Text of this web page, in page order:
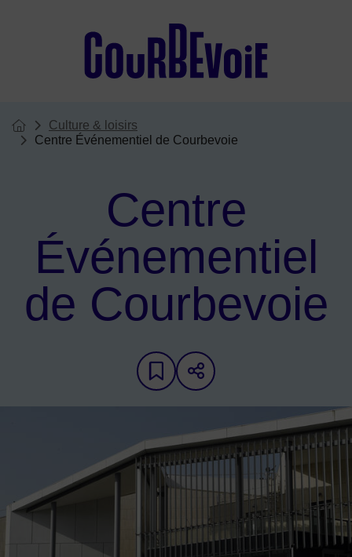
Vous êtes ici :
Page d'accueil du site
Culture & loisirs
Centre Événementiel de Courbevoie
Centre
Événementiel
de Courbevoie
Ajouter aux favoris
Partager sur les